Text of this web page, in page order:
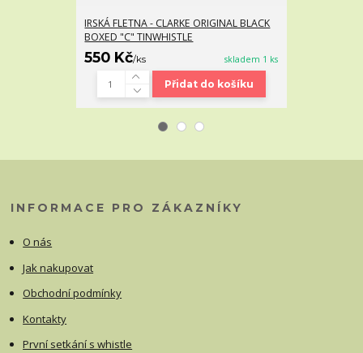
IRSKÁ FLETNA - CLARKE ORIGINAL BLACK
BOXED "C" TINWHISTLE
550 Kč/ks skladem 1 ks
Přidat do košíku
INFORMACE PRO ZÁKAZNÍKY
O nás
Jak nakupovat
Obchodní podmínky
Kontakty
První setkání s whistle